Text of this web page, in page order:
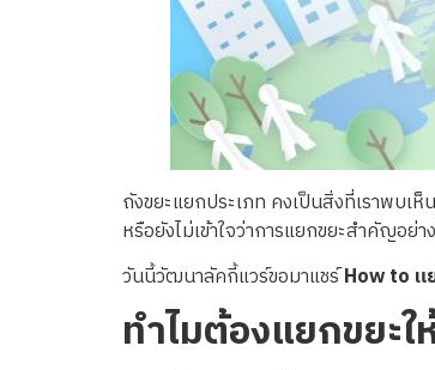
ถังขยะแยกประเภท คงเป็นสิ่งที่เราพบเ
หรือยังไม่เข้าใจว่าการแยกขยะสำคัญอย่า
วันนี้วัฒนาลัคกี้แวร์ขอมาแชร์How to แ
ทำไมต้องแยกขยะ